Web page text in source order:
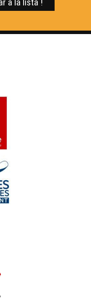
lei Molac - Eveniments
gascona 2021 -
Nimes - Eveniments
Eveniments
Bernard Lesfargues -